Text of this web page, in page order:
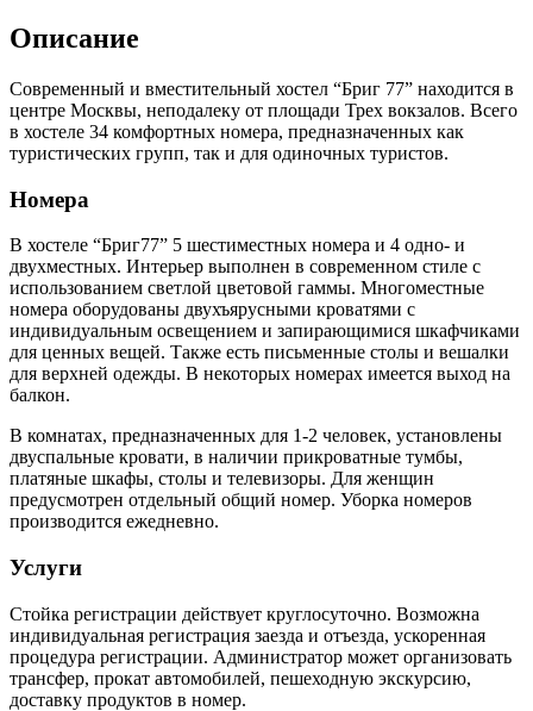
Описание
Современный и вместительный хостел “Бриг 77” находится в
центре Москвы, неподалеку от площади Трех вокзалов. Всего
в хостеле 34 комфортных номера, предназначенных как
туристических групп, так и для одиночных туристов.
Номера
В хостеле “Бриг77” 5 шестиместных номера и 4 одно- и
двухместных. Интерьер выполнен в современном стиле с
использованием светлой цветовой гаммы. Многоместные
номера оборудованы двухъярусными кроватями с
индивидуальным освещением и запирающимися шкафчиками
для ценных вещей. Также есть письменные столы и вешалки
для верхней одежды. В некоторых номерах имеется выход на
балкон.
В комнатах, предназначенных для 1-2 человек, установлены
двуспальные кровати, в наличии прикроватные тумбы,
платяные шкафы, столы и телевизоры. Для женщин
предусмотрен отдельный общий номер. Уборка номеров
производится ежедневно.
Услуги
Стойка регистрации действует круглосуточно. Возможна
индивидуальная регистрация заезда и отъезда, ускоренная
процедура регистрации. Администратор может организовать
трансфер, прокат автомобилей, пешеходную экскурсию,
доставку продуктов в номер.